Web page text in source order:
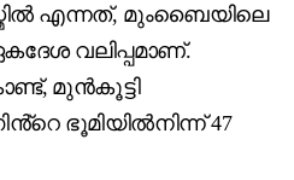
എന്നത്, മുംബൈയിലെ
വലിപ്പമാണ്.
മുൻകൂട്ടി
ഭൂമിയിൽനിന്ന് 47